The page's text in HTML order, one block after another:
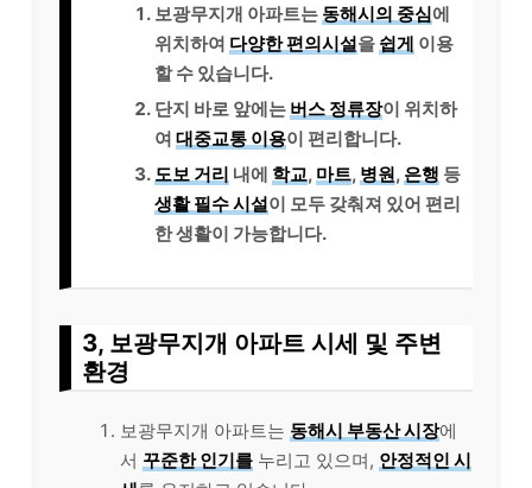
보광무지개 아파트는 동해시의 중심에
위치하여 다양한 편의시설을 쉽게 이용
할 수 있습니다.
단지 바로 앞에는 버스 정류장이 위치하
여대중교통 이용이 편리합니다.
도보 거리 내에 학교, 마트, 병원, 은행 등
생활 필수 시설이 모두 갖춰져 있어 편리
한 생활이 가능합니다.
3, 보광무지개 아파트 시세 및 주변
환경
보광무지개 아파트는 동해시 부동산 시장에
서 꾸준한 인기를 누리고 있으며, 안정적인 시